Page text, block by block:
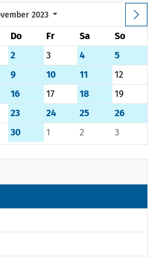
2023
Do Fr Sa
So
2 3 4
5
9 10 11
12
16 17 18
19
23 24 25
26
30 1 2 3